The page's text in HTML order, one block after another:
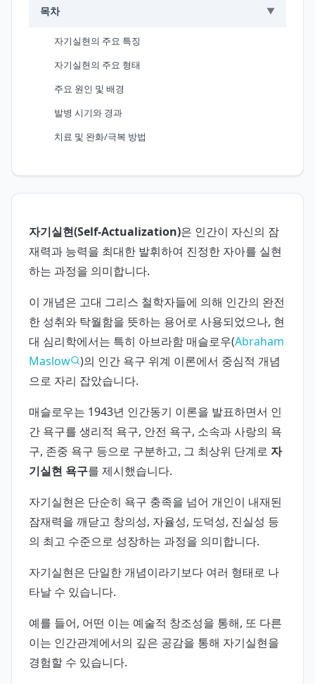
목차 ▼
자기실현의 주요 특징
자기실현의 주요 형태
주요 원인 및 배경
발병 시기와 경과
치료 및 완화/극복 방법
자기실현(Self-Actualization)은 인간이 자신의 잠
재력과 능력을 최대한 발휘하여 진정한 자아를 실현
하는 과정을 의미합니다.
이 개념은 고대 그리스 철학자들에 의해 인간의 완전
한 성취와 탁월함을 뜻하는 용어로 사용되었으나, 현
대 심리학에서는 특히 아브라함 매슬로우(Abraham
Maslow
)의 인간 욕구 위계 이론에서 중심적 개념
으로 자리 잡았습니다.
매슬로우는 1943년 인간동기 이론을 발표하면서 인
간 욕구를 생리적 욕구, 안전 욕구, 소속과 사랑의 욕
구, 존중 욕구 등으로 구분하고, 그 최상위 단계로 자
기실현 욕구를 제시했습니다.
자기실현은 단순히 욕구 충족을 넘어 개인이 내재된
잠재력을 깨닫고 창의성, 자율성, 도덕성, 진실성 등
의 최고 수준으로 성장하는 과정을 의미합니다.
자기실현은 단일한 개념이라기보다 여러 형태로 나
타날 수 있습니다.
예를 들어, 어떤 이는 예술적 창조성을 통해, 또 다른
이는 인간관계에서의 깊은 공감을 통해 자기실현을
경험할 수 있습니다.